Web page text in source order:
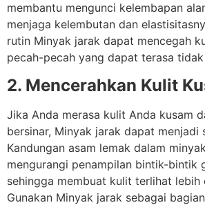
membantu mengunci kelembapan
menjaga kelembutan dan
rutin Minyak jarak dapat mencegah
pecah-pecah yang dapat terasa tidak
2. Mencerahkan Kulit
Jika Anda merasa kulit Anda kusam
bersinar, Minyak jarak dapat menjadi
Kandungan asam lemak dalam
mengurangi penampilan bintik-bintik
sehingga membuat kulit terlihat lebih
Gunakan Minyak jarak sebagai